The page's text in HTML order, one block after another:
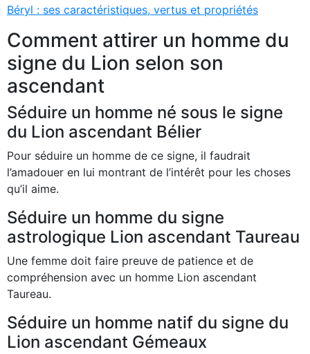
Béryl : ses caractéristiques, vertus et propriétés
Comment attirer un homme du
signe du Lion selon son
ascendant
Séduire un homme né sous le signe
du Lion ascendant Bélier
Pour séduire un homme de ce signe, il faudrait
l’amadouer en lui montrant de l’intérêt pour les choses
qu’il aime.
Séduire un homme du signe
astrologique Lion ascendant Taureau
Une femme doit faire preuve de patience et de
compréhension avec un homme Lion ascendant
Taureau.
Séduire un homme natif du signe du
Lion ascendant Gémeaux